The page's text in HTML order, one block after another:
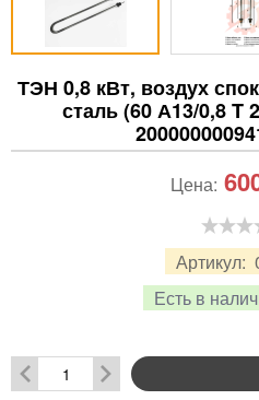
ТЭН 0,8 кВт, воздух
сталь (60 А13/0,8 T
Артикул:
Есть в
Цена: